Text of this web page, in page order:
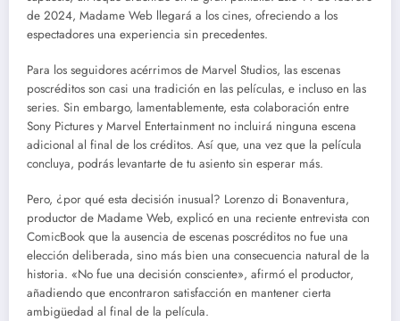
de 2024, Madame Web llegará a los cines, ofreciendo a los
espectadores una experiencia sin precedentes.
Para los seguidores acérrimos de Marvel Studios, las escenas
poscréditos son casi una tradición en las películas, e incluso en las
series. Sin embargo, lamentablemente, esta colaboración entre
Sony Pictures y Marvel Entertainment no incluirá ninguna escena
adicional al final de los créditos. Así que, una vez que la película
concluya, podrás levantarte de tu asiento sin esperar más.
Pero, ¿por qué esta decisión inusual? Lorenzo di Bonaventura,
productor de Madame Web, explicó en una reciente entrevista con
ComicBook que la ausencia de escenas poscréditos no fue una
elección deliberada, sino más bien una consecuencia natural de la
historia. «No fue una decisión consciente», afirmó el productor,
añadiendo que encontraron satisfacción en mantener cierta
ambigüedad al final de la película.